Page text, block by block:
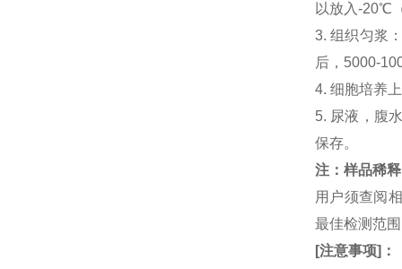
以放入-20℃
3. 组织匀浆
后，5000-
4. 细胞培养
5. 尿液，腹
保存。
注：样品稀
用户须查阅
最佳检测范
[注意事项] ：